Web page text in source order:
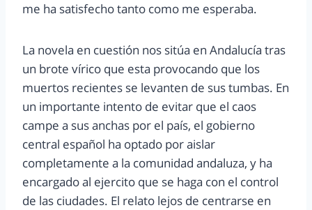
me ha satisfecho tanto como me esperaba.
La novela en cuestión nos sitúa en Andalucía tras
un brote vírico que esta provocando que los
muertos recientes se levanten de sus tumbas. En
un importante intento de evitar que el caos
campe a sus anchas por el país, el gobierno
central español ha optado por aislar
completamente a la comunidad andaluza, y ha
encargado al ejercito que se haga con el control
de las ciudades. El relato lejos de centrarse en